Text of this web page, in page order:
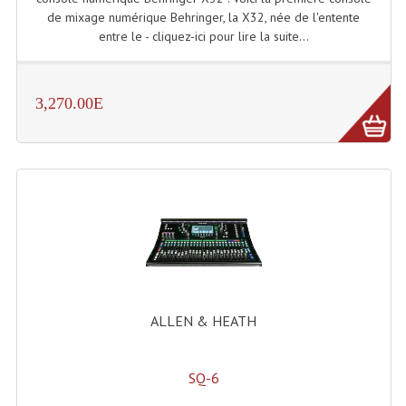
Microphones Scène Et Studio
Micros De Studio
Multi-Effets, Reverbes Etc...
Portes Voix Mégaphones
de mixage numérique Behringer, la X32, née de l'entente
entre le - cliquez-ici pour lire la suite...
3,270.00E
ALLEN & HEATH
SQ-6